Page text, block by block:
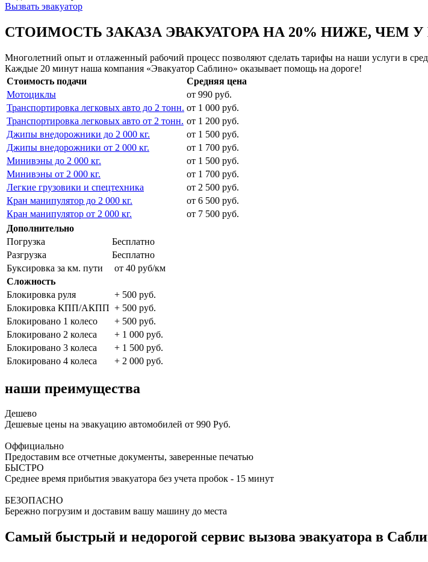
Вызвать эвакуатор
СТОИМОСТЬ ЗАКАЗА ЭВАКУАТОРА НА 20% НИЖЕ, ЧЕМ
Многолетний опыт и отлаженный рабочий процесс позволяют сделать тарифы на наши услуги в
Каждые 20 минут наша компания «Эвакуатор Саблино» оказывает помощь на дороге!
Стоимость подачи
Средняя цена
Мотоциклы
от 990 руб.
Транспортировка легковых авто до 2 тонн. от 1 000 руб.
Транспортировка легковых авто от 2 тонн. от 1 200 руб.
Джипы внедорожники до 2 000 кг.
от 1 500 руб.
Джипы внедорожники от 2 000 кг.
от 1 700 руб.
Минивэны до 2 000 кг.
от 1 500 руб.
Минивэны от 2 000 кг.
от 1 700 руб.
Легкие грузовики и спецтехника
от 2 500 руб.
Кран манипулятор до 2 000 кг.
от 6 500 руб.
Кран манипулятор от 2 000 кг.
от 7 500 руб.
Дополнительно
Погрузка
Бесплатно
Разгрузка
Бесплатно
Буксировка за км. пути
от 40 руб/км
Сложность
Блокировка руля
+ 500 руб.
Блокировка КПП/АКПП + 500 руб.
Блокировано 1 колесо
+ 500 руб.
Блокировано 2 колеса
+ 1 000 руб.
Блокировано 3 колеса
+ 1 500 руб.
Блокировано 4 колеса
+ 2 000 руб.
наши преимущества
Дешево
Дешевые цены на эвакуацию автомобилей от 990 Руб.
Оффициально
Предоставим все отчетные документы, заверенные печатью
БЫСТРО
Среднее время прибытия эвакуатора без учета пробок - 15 минут
БЕЗОПАСНО
Бережно погрузим и доставим вашу машину до места
Самый быстрый и недорогой сервис вызова эвакуатора в